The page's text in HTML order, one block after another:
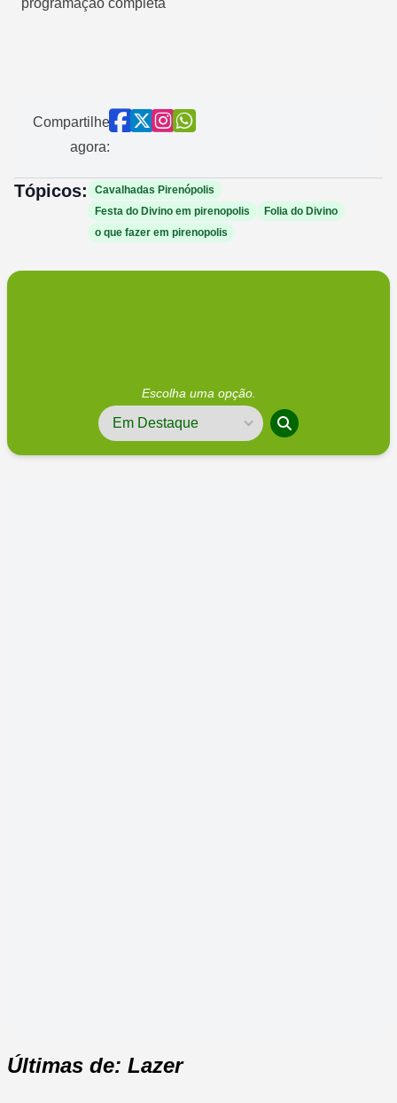
programação completa
Compartilhe
agora:
Tópicos:
Cavalhadas Pirenópolis
Festa do Divino em pirenopolis
Folia do Divino
o que fazer em pirenopolis
Escolha uma opção.
Últimas de: Lazer